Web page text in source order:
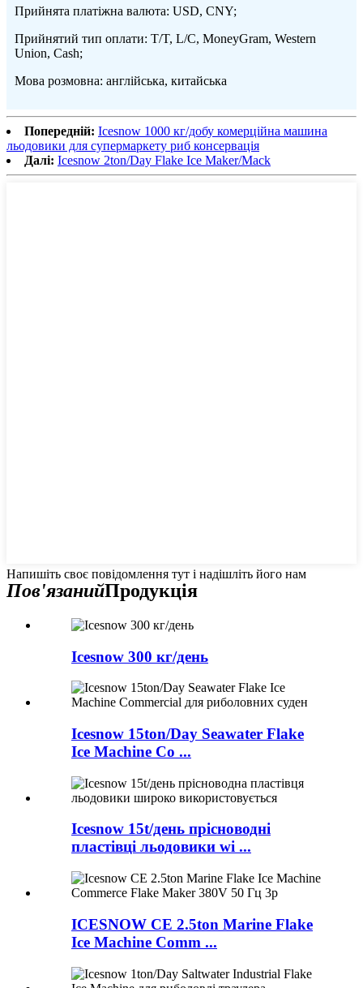
Прийнята платіжна валюта: USD, CNY;
Прийнятий тип оплати: T/T, L/C, MoneyGram, Western
Union, Cash;
Мова розмовна: англійська, китайська
Попередній: Icesnow 1000 кг/добу комерційна машина
льодовики для супермаркету риб консервація
Далі: Icesnow 2ton/Day Flake Ice Maker/Mack
Напишіть своє повідомлення тут і надішліть його нам
Пов'язанийПродукція
Icesnow 300 кг/день
Icesnow 15ton/Day Seawater Flake
Ice Machine Co ...
Icesnow 15t/день прісноводні
пластівці льодовики wi ...
ICESNOW CE 2.5ton Marine Flake
Ice Machine Comm ...